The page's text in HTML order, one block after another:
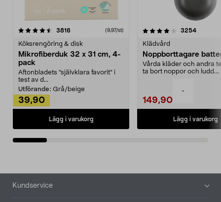
-
3816recensioner (9,97/st)
Köksrengöring & disk
Mikrofiberduk 32 x 31 cm, 4-
pack
Aftonbladets "självklara favorit” i
test av d...
Utförande: Grå/beige
39,90
Lägg i varukorg
4.0av 5 stjärnor 3254
Klädvård
Noppborttagare
Vårda kläder och andra
ta bort noppor och ludd.
149,90
Lägg i varukorg
4.5av 5 stjärnor
Sidfot
Kundservice